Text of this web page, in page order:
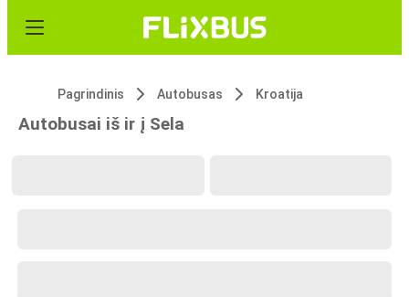
Pagrindinis Autobusas Kroatija
Autobusai iš ir į Sela